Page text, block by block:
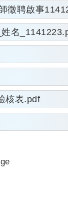
徵聘啟事
名
核表.pdf